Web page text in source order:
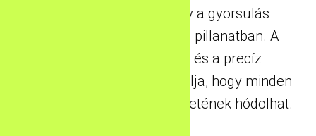
fel, ami azt jelenti, hogy a gyorsulás
örömét élvezheti minden pillanatban. A
sportos felfüggesztés és a precíz
kormányzás pedig garantálja, hogy minden
kanyarban a vezetés élvezetének hódolhat.